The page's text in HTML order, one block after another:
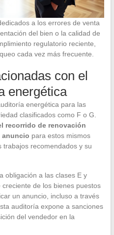
a los errores de venta
del bien o la calidad de
regulatorio reciente,
cada vez más frecuente.
con el
energética
energética para las
clasificados como F o G.
recorrido de renovación
anuncio para estos mismos
trabajos recomendados y su
obligación a las clases E y
de los bienes puestos
un anuncio, incluso a través
auditoría expone a sanciones
del vendedor en la